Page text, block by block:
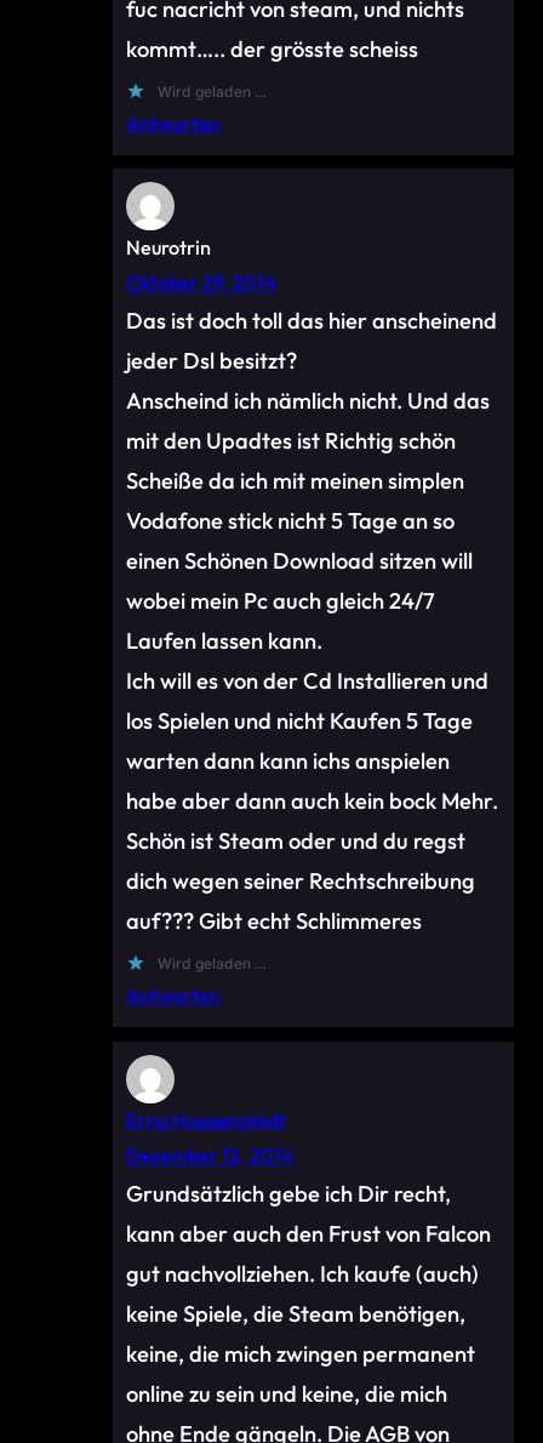
fuc nacricht von steam, und nichts
kommt….. der grösste scheiss
Wird geladen …
Antworten
Neurotrin
Oktober 29, 2014
Das ist doch toll das hier anscheinend
jeder Dsl besitzt?
Anscheind ich nämlich nicht. Und das
mit den Upadtes ist Richtig schön
Scheiße da ich mit meinen simplen
Vodafone stick nicht 5 Tage an so
einen Schönen Download sitzen will
wobei mein Pc auch gleich 24/7
Laufen lassen kann.
Ich will es von der Cd Installieren und
los Spielen und nicht Kaufen 5 Tage
warten dann kann ichs anspielen
habe aber dann auch kein bock Mehr.
Schön ist Steam oder und du regst
dich wegen seiner Rechtschreibung
auf??? Gibt echt Schlimmeres
Wird geladen …
Antworten
Erna Hoppenstedt
Dezember 12, 2014
Grundsätzlich gebe ich Dir recht,
kann aber auch den Frust von Falcon
gut nachvollziehen. Ich kaufe (auch)
keine Spiele, die Steam benötigen,
keine, die mich zwingen permanent
online zu sein und keine, die mich
ohne Ende gängeln. Die AGB von